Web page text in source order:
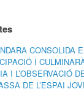
CONSOLIDA
I
I L’OBSERVACIÓ
DE L’ESPAI